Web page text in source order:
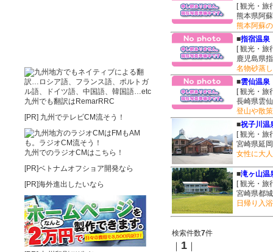
九州でも翻訳はRemarRRC
[PR] 九州でテレビCM流そう！
九州でのラジオCMはこちら！
[PR]ベトナムオフショア開発なら
[PR]海外進出したいなら
[ 観光・
熊本県阿
熊本阿蘇
■指宿温泉
[ 観光・
鹿児島県
名物砂蒸
■雲仙温泉
[ 観光・
長崎県雲
登山や散
■祝子川
[ 観光・
宮崎県延
女性に大
■滝ヶ山温
[ 観光・
宮崎県都
日帰り入
検索件数7件
｜ 1 ｜